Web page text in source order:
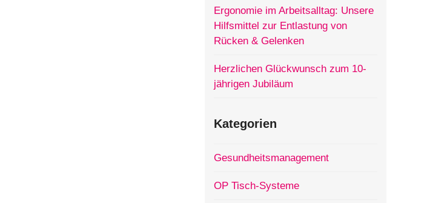
Ergonomie im Arbeitsalltag: Unsere
Hilfsmittel zur Entlastung von
Rücken & Gelenken
Herzlichen Glückwunsch zum 10-
jährigen Jubiläum
Kategorien
Gesundheitsmanagement
OP Tisch-Systeme